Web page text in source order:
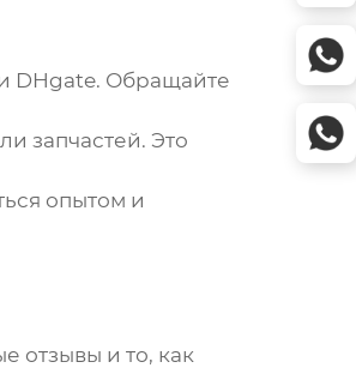
DHgate. Обращайте
запчастей. Это
опытом и
отзывы и то, как